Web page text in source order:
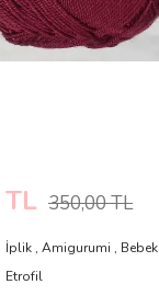
350,00 TL
İplik ,Amigurumi , Bebek
Etrofil